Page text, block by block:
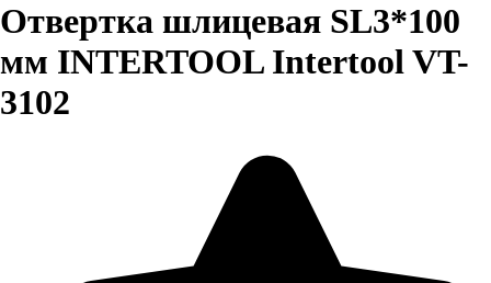
Отвертка шлицевая SL3*100
мм INTERTOOL Intertool VT-
3102